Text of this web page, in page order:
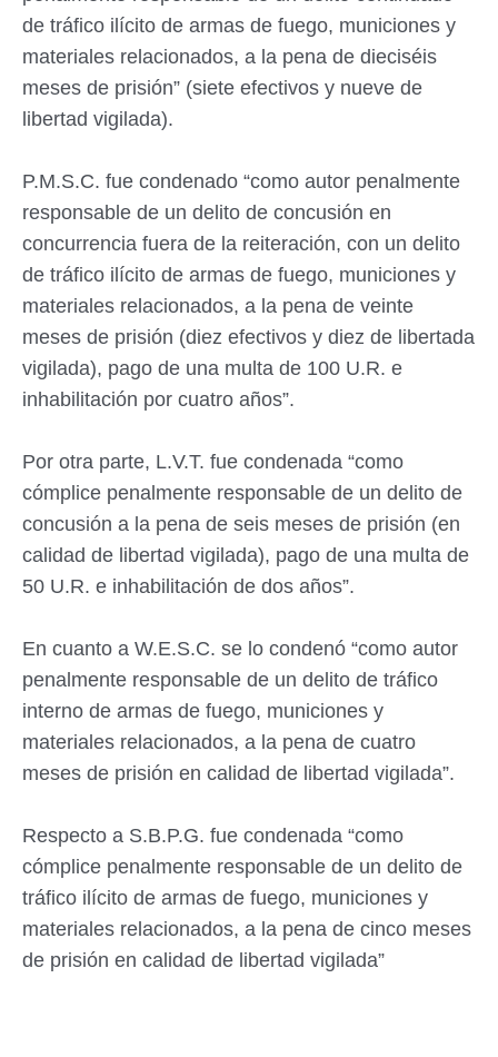
de tráfico ilícito de armas de fuego, municiones y
materiales relacionados, a la pena de dieciséis
meses de prisión” (siete efectivos y nueve de
libertad vigilada).
P.M.S.C. fue condenado “como autor penalmente
responsable de un delito de concusión en
concurrencia fuera de la reiteración, con un delito
de tráfico ilícito de armas de fuego, municiones y
materiales relacionados, a la pena de veinte
meses de prisión (diez efectivos y diez de libertada
vigilada), pago de una multa de 100 U.R. e
inhabilitación por cuatro años”.
Por otra parte, L.V.T. fue condenada “como
cómplice penalmente responsable de un delito de
concusión a la pena de seis meses de prisión (en
calidad de libertad vigilada), pago de una multa de
50 U.R. e inhabilitación de dos años”.
En cuanto a W.E.S.C. se lo condenó “como autor
penalmente responsable de un delito de tráfico
interno de armas de fuego, municiones y
materiales relacionados, a la pena de cuatro
meses de prisión en calidad de libertad vigilada”.
Respecto a S.B.P.G. fue condenada “como
cómplice penalmente responsable de un delito de
tráfico ilícito de armas de fuego, municiones y
materiales relacionados, a la pena de cinco meses
de prisión en calidad de libertad vigilada”